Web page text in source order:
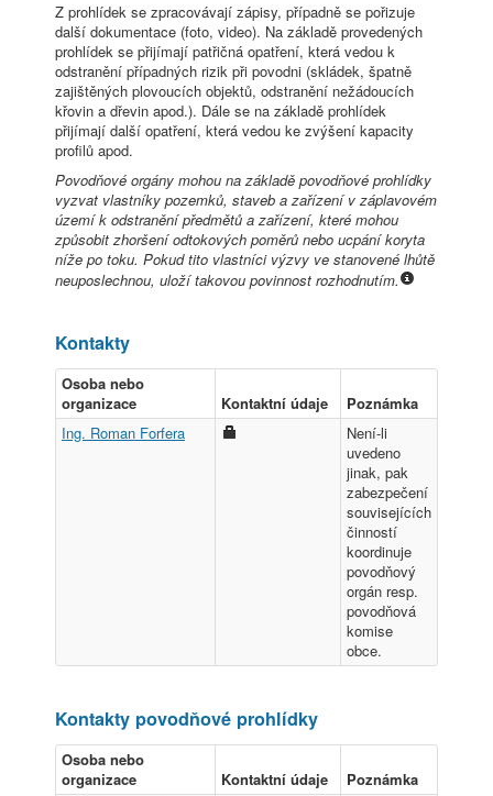
Z prohlídek se zpracovávají zápisy, případně se pořizuje
další dokumentace (foto, video). Na základě provedených
prohlídek se přijímají patřičná opatření, která vedou k
odstranění případných rizik při povodni (skládek, špatně
zajištěných plovoucích objektů, odstranění nežádoucích
křovin a dřevin apod.). Dále se na základě prohlídek
přijímají další opatření, která vedou ke zvýšení kapacity
profilů apod.
Povodňové orgány mohou na základě povodňové prohlídky
vyzvat vlastníky pozemků, staveb a zařízení v záplavovém
území k odstranění předmětů a zařízení, které mohou
způsobit zhoršení odtokových poměrů nebo ucpání koryta
níže po toku. Pokud tito vlastníci výzvy ve stanovené lhůtě
neuposlechnou, uloží takovou povinnost rozhodnutím.
Kontakty
Osoba nebo
organizace
Kontaktní údaje
Poznámka
Ing. Roman Forfera
Není-li
uvedeno
jinak, pak
zabezpečení
souvisejících
činností
koordinuje
povodňový
orgán resp.
povodňová
komise
obce.
Kontakty povodňové prohlídky
Osoba nebo
organizace
Kontaktní údaje
Poznámka